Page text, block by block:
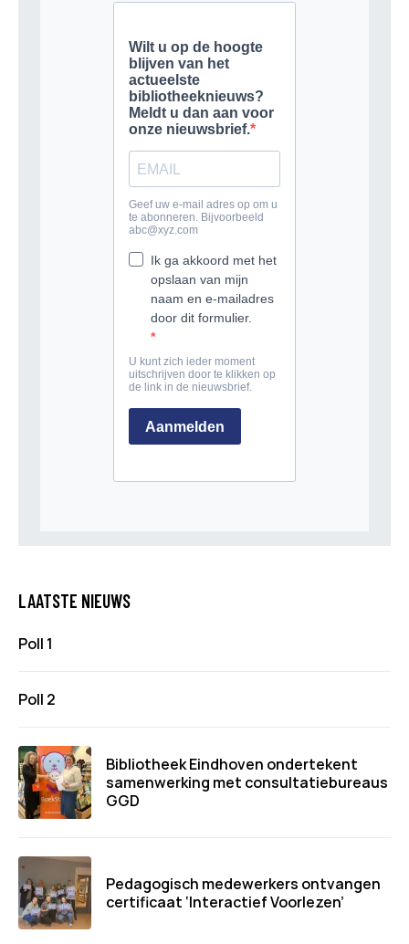
LAATSTE NIEUWS
Poll 1
Poll 2
Bibliotheek Eindhoven ondertekent
samenwerking met consultatiebureaus
GGD
Pedagogisch medewerkers ontvangen
certificaat ‘Interactief Voorlezen’